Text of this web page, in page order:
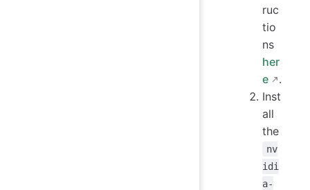
ruc
tio
ns
her
e
.
Inst
all
the
nv
idi
a-